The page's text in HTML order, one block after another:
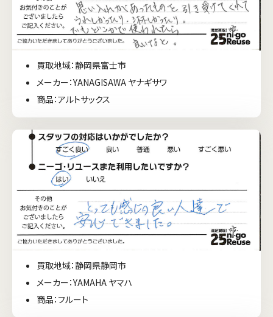
買取地域：静岡県富士市
メーカー：YANAGISAWA ヤナギサワ
商品：アルトサックス
買取地域：静岡県静岡市
メーカー：YAMAHA ヤマハ
商品：フルート